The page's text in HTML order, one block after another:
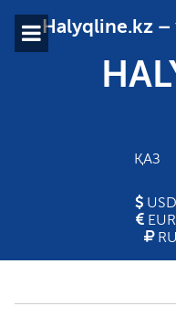
Halyqline.kz –
ҚАЗ